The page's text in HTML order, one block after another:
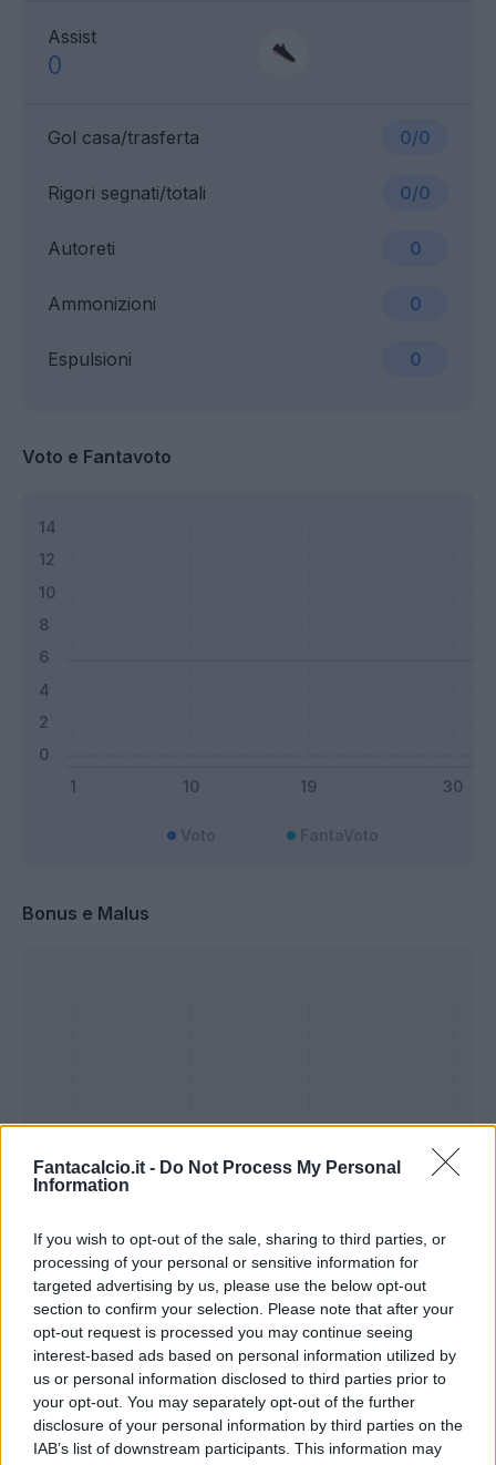
Fantacalcio.it - Do Not Process My Personal
Information
If you wish to opt-out of the sale, sharing to third parties, or
processing of your personal or sensitive information for
targeted advertising by us, please use the below opt-out
section to confirm your selection. Please note that after your
opt-out request is processed you may continue seeing
interest-based ads based on personal information utilized by
us or personal information disclosed to third parties prior to
your opt-out. You may separately opt-out of the further
disclosure of your personal information by third parties on the
IAB’s list of downstream participants. This information may
Assist
0
Gol casa/trasferta 0/0
Ammonizioni 0
Rigori segnati/totali 0/0
Espulsioni 0
Autoreti 0
Voto e Fantavoto
Bonus e Malus
Bonus Malus
Presenze a
voto